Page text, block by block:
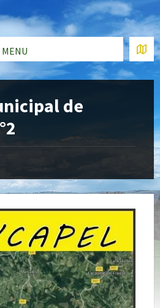
MENU
de